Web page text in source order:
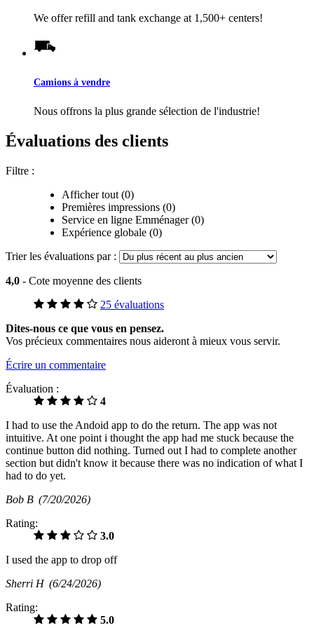
We offer refill and tank exchange at 1,500+ centers!
Camions à vendre
Nous offrons la plus grande sélection de l'industrie!
Évaluations des clients
Filtre :
Afficher tout (0)
Premières impressions (0)
Service en ligne Emménager (0)
Expérience globale (0)
Trier les évaluations par :
4,0 - Cote moyenne des clients
25 évaluations
Dites-nous ce que vous en pensez.
Vos précieux commentaires nous aideront à mieux vous servir.
Écrire un commentaire
Évaluation :
4
I had to use the Andoid app to do the return. The app was not
intuitive. At one point i thought the app had me stuck because the
continue button did nothing. Turned out I had to complete another
section but didn't know it because there was no indication of what I
had to do yet.
Bob B (7/20/2026)
Rating:
3.0
I used the app to drop off
Sherri H (6/24/2026)
Rating:
5.0